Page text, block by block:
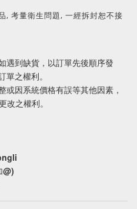
, 考量衛生問題, 一經拆封恕不接
遇到缺貨，以訂單先後順序發
之權利。
或因系統價格有誤等其他因素，
改之權利。